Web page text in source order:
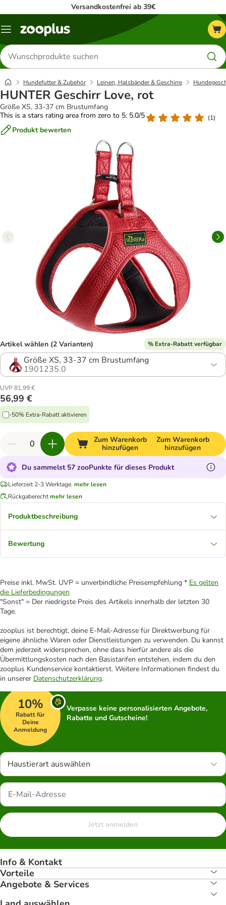
Versandkostenfrei ab 39€
Menü
Produkte
suchen
Hundefutter & Zubehör Leinen, Halsbänder & Geschirre
HUNTER Geschirr Love, rot
Größe XS, 33-37 cm Brustumfang
This is a stars rating area from zero to 5: 5.0/5
(1)
Produkt bewerten
Artikel wählen (2 Varianten) % Extra-Rabatt verfügbar
Größe XS, 33-37 cm Brustumfang
1901235.0
UVP 81,99 €
56,99 €
-50% Extra-Rabatt aktivieren
Zum Warenkorb
hinzufügen
Zum Warenkorb
hinzufügen
Du sammelst 57 zooPunkte für dieses Produkt
Lieferzeit 2-3 Werktage. mehr lesen
Rückgaberechtmehr lesen
Produktbeschreibung
Bewertung
Preise inkl. MwSt. UVP = unverbindliche Preisempfehlung * Es gelten
die Lieferbedingungen
"Sonst" = Der niedrigste Preis des Artikels innerhalb der letzten 30
Tage.
zooplus ist berechtigt, deine E-Mail-Adresse für Direktwerbung für
eigene ähnliche Waren oder Dienstleistungen zu verwenden. Du kannst
dem jederzeit widersprechen, ohne dass hierfür andere als die
Übermittlungskosten nach den Basistarifen entstehen, indem du den
zooplus Kundenservice kontaktierst. Weitere Informationen findest du
in unserer Datenschutzerklärung.
10%
Rabatt für
Deine
Anmeldung
Verpasse keine personalisierten Angebote,
Rabatte und Gutscheine!
Haustierart auswählen
Jetzt anmelden
Info & Kontakt
Vorteile
Angebote & Services